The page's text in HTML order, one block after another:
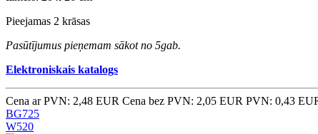
Pieejamas 2 krāsas
Pasūtījumus pieņemam sākot no 5gab.
Elektroniskais katalogs
Cena ar PVN: 2,48 EUR Cena bez PVN: 2,05 EUR PVN: 0,43
BG725
W520